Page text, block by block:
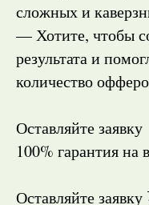
сложных и
— Хотите, чтобы
результата и
количество
Оставляйте заявку
100% гарантия
Оставляйте заявку